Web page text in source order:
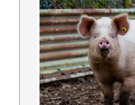
Powered by livedoor 相互RSS